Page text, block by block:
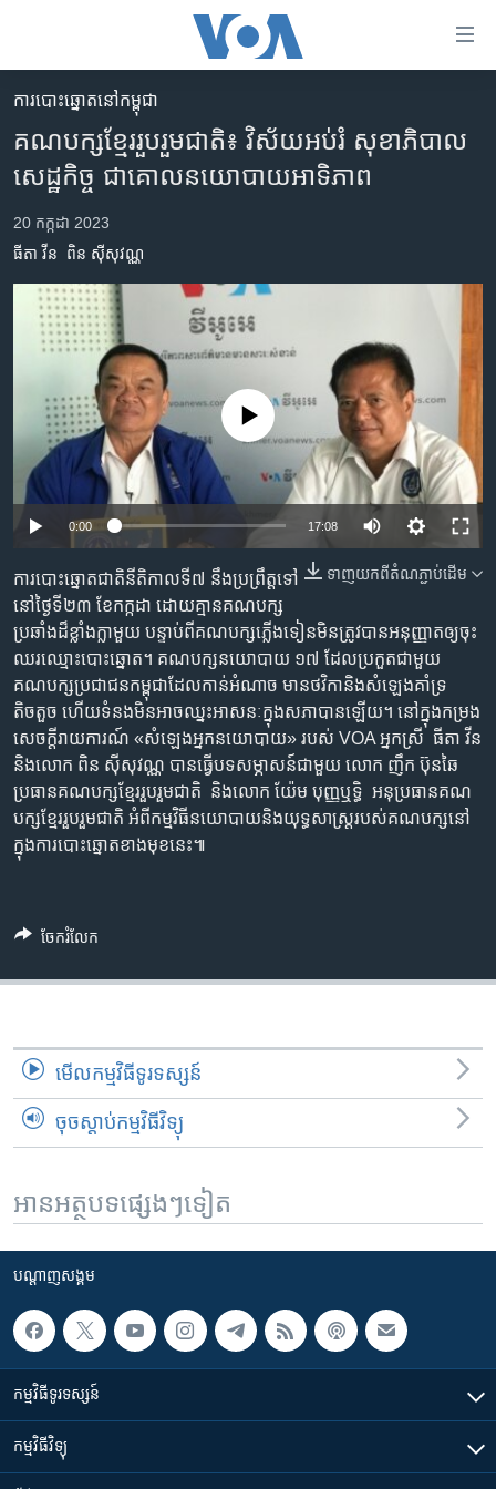
រំលង​
និង​
ទៅ​​
ទំព័រ​
ព័ត៌មាន​​
រចនា
សម្ព័ន្ធ​
និង​
ចូល​
ទៅ​
កាន់​
ទំព័រ​
ស្វែង​
រក
អន្តរជាតិ
អាមេរិក
កម្ពុជាច្នៃប្រតិដ្ឋ
ព្រឹត្តិការណ៍ព័ត៌មាន
ទូរទស្សន៍ / វីដេអូ​
វិទ្យុ / ផតខាសថ៍
កម្មវិធីទាំងអស់
Khmer English
បណ្តាញ​សង្គម
ភាសា
​ការ​បោះឆ្នោត​​នៅ​កម្ពុជា
គណបក្ស​ខ្មែរ​រួប​រួម​ជាតិ៖ វិស័យ​អប់រំ ​សុខាភិបាល ​
សេដ្ឋកិច្ច​ ជា​គោល​នយោបាយ​អាទិភាព
20 កក្កដា 2023
ធីតា វីន
ពិន ស៊ីសុវណ្ណ
No media source currently available
0:00 17:08
ទាញ​យក​ពី​តំណភ្ជាប់​ដើម
ការ​បោះ​ឆ្នោត​ជាតិ​នីតិកាល​ទី​៧ នឹង​​ប្រព្រឹត្ត​ទៅ​
នៅ​ថ្ងៃ​ទី​២៣ ខែ​កក្កដា ដោយ​គ្មាន​គណបក្ស​
ប្រឆាំង​ដ៏​​ខ្លាំងក្លា​មួយ បន្ទាប់​ពី​គណបក្ស​ភ្លើងទៀន​មិន​ត្រូវបាន​អនុញ្ញាត​ឲ្យ​ចុះ​
ឈរ​ឈ្មោះ​បោះឆ្នោត។ គណបក្ស​នយោបាយ ១៧ ដែល​ប្រកួត​ជាមួយ​
គណបក្ស​ប្រជាជន​កម្ពុជា​ដែល​កាន់​អំណាច មាន​ថវិកា​និង​សំឡេងគាំទ្រ​
តិចតួច ហើយ​ទំនង​មិន​អាច​ឈ្នះ​អាសនៈ​ក្នុងសភា​បាន​ឡើយ។ នៅ​ក្នុង​កម្រង​
សេចក្តី​រាយការណ៍​ «សំឡេង​អ្នកន​យោបាយ»​ របស់ VOA អ្នក​ស្រី ​ ធីតា​ វីន
និងលោក ពិន ស៊ីសុវណ្ណ បាន​ធ្វើ​បទ​សម្ភាសន៍​ជាមួយ លោក ​ញឹក ​ប៊ុន​ឆៃ​
ប្រធាន​គណ​បក្ស​ខ្មែរ​រួប​រួម​ជាតិ ​ និង​លោក​ យ៉ែម​ បុញ្ញ​ឬទ្ធិ ​ អនុ​ប្រធាន​គណ​
បក្ស​ខ្មែរ​រួប​រួម​ជាតិ អំពី​កម្មវិធី​នយោបាយ​និង​យុទ្ធសាស្ត្រ​របស់​គណបក្ស​នៅ​
ក្នុង​ការ​បោះឆ្នោតខាងមុខនេះ៕
ចែករំលែក
មើល​កម្មវិធី​ទូរទស្សន៍
ចុចស្តាប់កម្មវិធីវិទ្យុ
អានអត្ថបទផ្សេងៗទៀត
បណ្តាញ​សង្គម
កម្មវិធី​ទូរទស្សន៍
កម្មវិធី​វិទ្យុ